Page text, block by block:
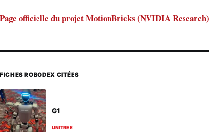
Page officielle du projet MotionBricks (NVIDIA Research)
FICHES ROBODEX CITÉES
G1
UNITREE